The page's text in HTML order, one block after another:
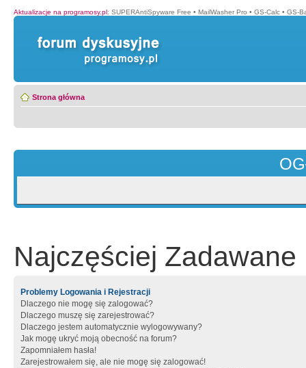
Aktualizacje na programosy.pl: SUPERAntiSpyware Free • MailWasher Pro • GS-Calc • GS-
Strona główna
Najczęściej Zadawane
Problemy Logowania i Rejestracji
Dlaczego nie mogę się zalogować?
Dlaczego muszę się zarejestrować?
Dlaczego jestem automatycznie wylogowywany?
Jak mogę ukryć moją obecność na forum?
Zapomniałem hasła!
Zarejestrowałem się, ale nie mogę się zalogować!